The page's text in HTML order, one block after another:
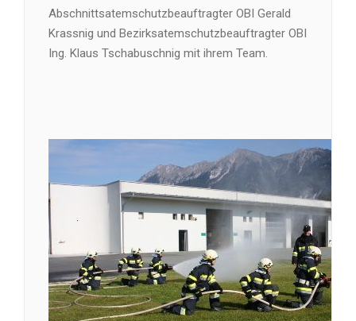
Abschnittsatemschutzbeauftragter OBI Gerald
Krassnig und Bezirksatemschutzbeauftragter OBI
Ing. Klaus Tschabuschnig mit ihrem Team.